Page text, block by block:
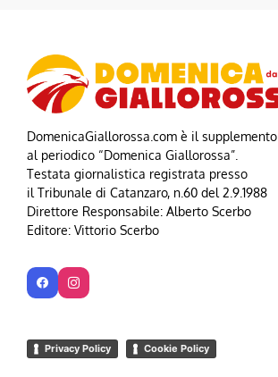
DomenicaGiallorossa.com è il supplemento
al periodico “Domenica Giallorossa”.
Testata giornalistica registrata presso
il Tribunale di Catanzaro, n.60 del 2.9.1988
Direttore Responsabile: Alberto Scerbo
Editore: Vittorio Scerbo
Privacy Policy Cookie Policy